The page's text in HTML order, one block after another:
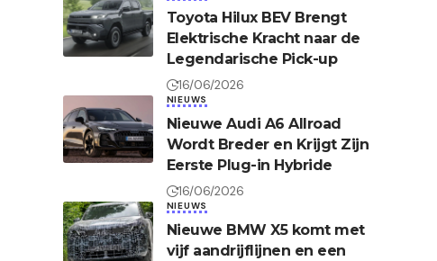
Toyota Hilux BEV Brengt
Elektrische Kracht naar de
Legendarische Pick-up
16/06/2026
NIEUWS
Nieuwe Audi A6 Allroad
Wordt Breder en Krijgt Zijn
Eerste Plug-in Hybride
16/06/2026
NIEUWS
Nieuwe BMW X5 komt met
vijf aandrijflijnen en een